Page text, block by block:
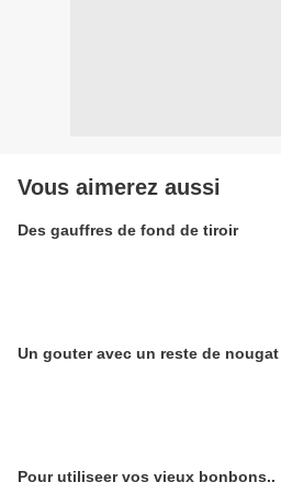
Vous aimerez aussi
Des gauffres de fond de tiroir
Un gouter avec un reste de nougat
Pour utiliseer vos vieux bonbons..